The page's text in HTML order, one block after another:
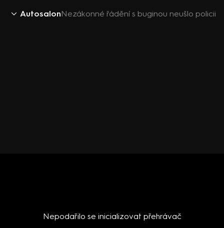
AutosalonNezákonné řádění s buginou neušlo policii
Nepodařilo se inicializovat přehrávač